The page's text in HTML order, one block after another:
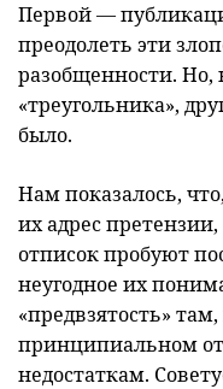
Первой —
преодолеть эти
разобщенности. Но,
«треугольника»,
было.
Нам показалось,
их адрес
отписок пробуют
неугодное их
«предвзятость»
принципиальном
недостаткам.